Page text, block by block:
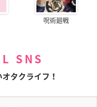
呪術廻戦
SNS
タクライフ！